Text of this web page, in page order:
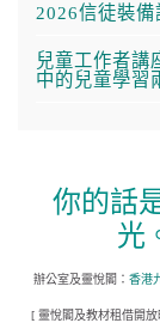
2026信徒裝備
兒童工作者講
中的兒童學習
你的話
辦公室及靈悅閣： 香港
[ 靈悅閣及教材租借開放